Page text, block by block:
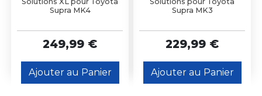
Supra MK4
249,99 €
Ajouter au Panier
Supra MK3
229,99 €
Ajouter au Panier